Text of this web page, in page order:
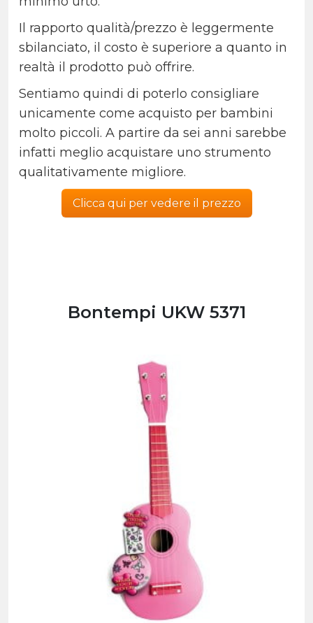
Il rapporto qualità/prezzo è leggermente
sbilanciato, il costo è superiore a quanto in
realtà il prodotto può offrire.
Sentiamo quindi di poterlo consigliare
unicamente come acquisto per bambini
molto piccoli. A partire da sei anni sarebbe
infatti meglio acquistare uno strumento
qualitativamente migliore.
Clicca qui per vedere il prezzo
Bontempi UKW 5371